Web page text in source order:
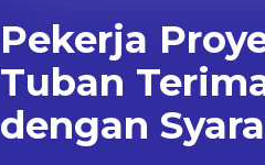
Pekerja
Tuban
dengan